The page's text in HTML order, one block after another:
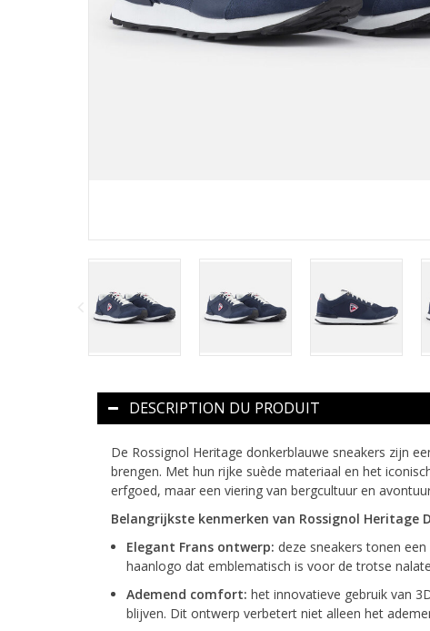
DESCRIPTION DU PRODUIT
De Rossignol Heritage donkerblauwe sneakers zijn
brengen. Met hun rijke suède materiaal en het
erfgoed, maar een viering van bergcultuur en
Belangrijkste kenmerken van Rossignol Heritage
Elegant Frans ontwerp: deze sneakers tonen
haanlogo dat emblematisch is voor de trotse
Ademend comfort: het innovatieve gebruik van
blijven. Dit ontwerp verbetert niet alleen het